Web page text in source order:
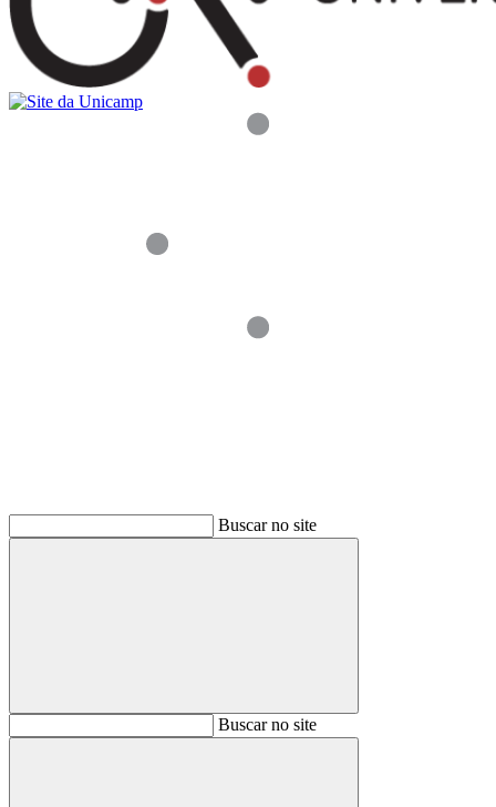
Buscar no site
BuscarBuscar no site